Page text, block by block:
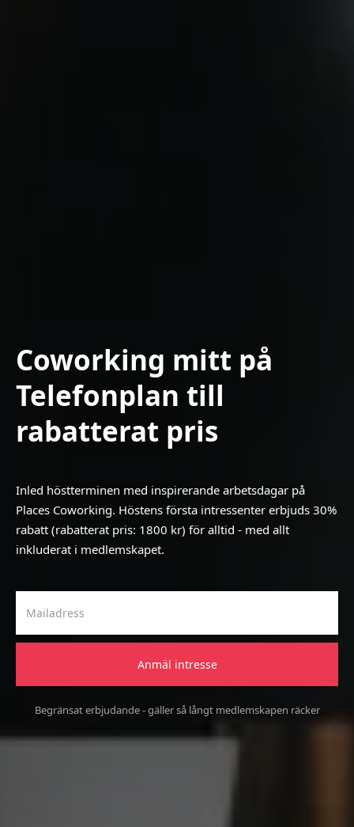
Coworking mitt på
Telefonplan till
rabatterat pris
Inled höstterminen med inspirerande arbetsdagar på
Places Coworking. Höstens första intressenter erbjuds 30%
rabatt (rabatterat pris: 1800 kr) för alltid - med allt
inkluderat i medlemskapet.
Begränsat erbjudande - gäller så långt medlemskapen räcker